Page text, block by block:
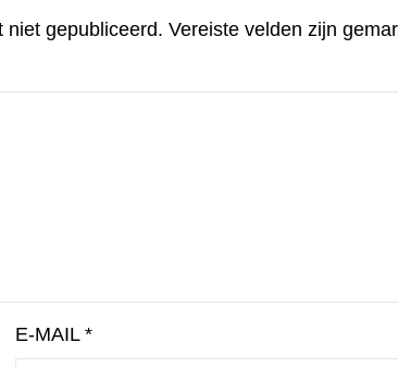
niet gepubliceerd. Vereiste velden zijn
E-MAIL *